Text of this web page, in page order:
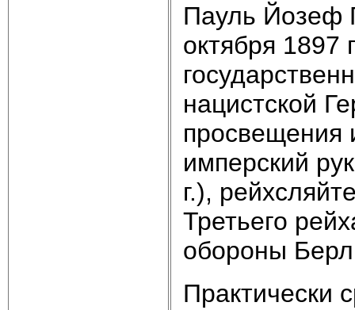
Пауль Йозеф
октября 1897
нацистской
просвещения
имперский
г.),
Третьего
обороны
Практически